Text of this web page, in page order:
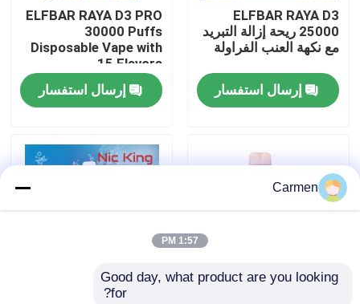
جولة في المعمل
ضبط الجودة
طلب اقتباس
ELFBAR RAYA D3
25000 ريحة إزالة التبريد
مع نكهة العنب الفراولة
إرسال استفسار
ELFBAR RAYA D3 PRO
30000 Puffs
Disposable Vape with
15 Flavors
إرسال استفسار
إلفبار نيكينغ نيكوتين
Carmen
1:57 PM
Good day, what product are you looking
for?